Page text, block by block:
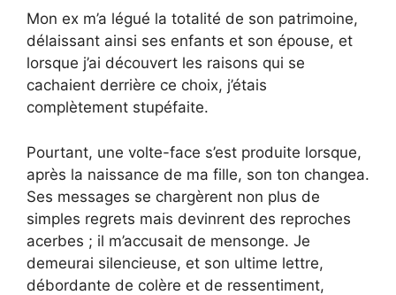
Mon ex m’a légué la totalité de son patrimoine,
délaissant ainsi ses enfants et son épouse, et
lorsque j’ai découvert les raisons qui se
cachaient derrière ce choix, j’étais
complètement stupéfaite.
Pourtant, une volte-face s’est produite lorsque,
après la naissance de ma fille, son ton changea.
Ses messages se chargèrent non plus de
simples regrets mais devinrent des reproches
acerbes ; il m’accusait de mensonge. Je
demeurai silencieuse, et son ultime lettre,
débordante de colère et de ressentiment,